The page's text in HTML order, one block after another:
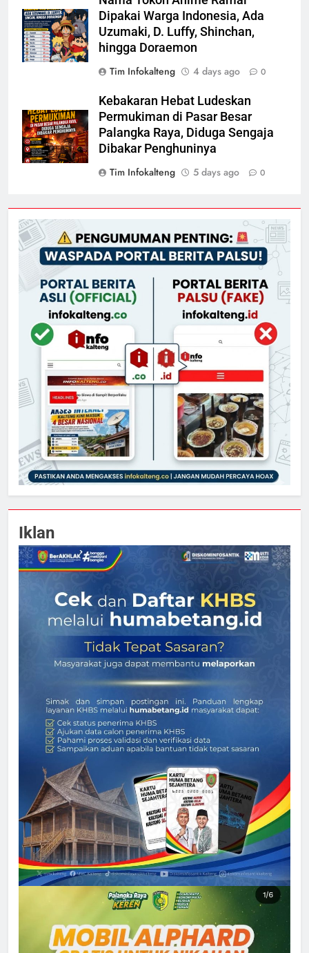
Dipakai Warga Indonesia, Ada
Uzumaki, D. Luffy, Shinchan,
hingga Doraemon
Tim Infokalteng
4 days ago 0
Kebakaran Hebat Ludeskan
Permukiman di Pasar Besar
Palangka Raya, Diduga Sengaja
Dibakar Penghuninya
Tim Infokalteng
5 days ago 0
Iklan